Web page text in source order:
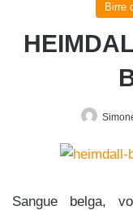
Birre
Sangue belga,